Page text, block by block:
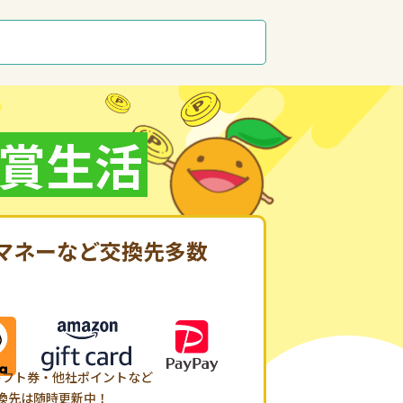
生活
ネーなど交換先多数
ト券・他社ポイントなど
先は随時更新中！